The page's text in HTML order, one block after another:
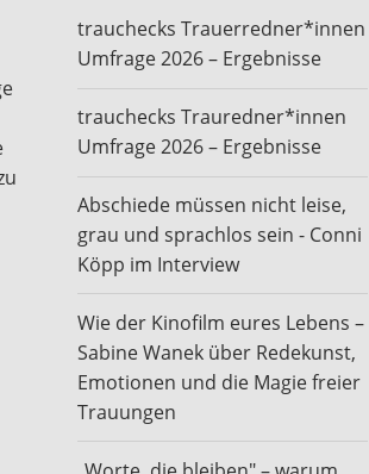
trauchecks Trauerredner*innen
Umfrage 2026 – Ergebnisse
trauchecks Trauredner*innen
Umfrage 2026 – Ergebnisse
Abschiede müssen nicht leise,
grau und sprachlos sein - Conni
Köpp im Interview
Wie der Kinofilm eures Lebens –
Sabine Wanek über Redekunst,
Emotionen und die Magie freier
Trauungen